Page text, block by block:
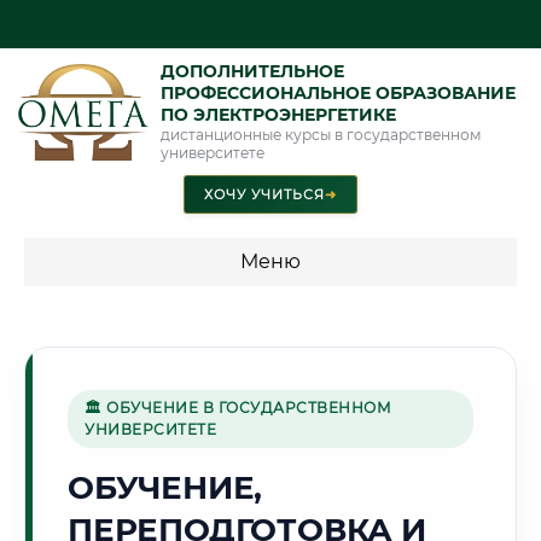
ДОПОЛНИТЕЛЬНОЕ
ПРОФЕССИОНАЛЬНОЕ ОБРАЗОВАНИЕ
ПО ЭЛЕКТРОЭНЕРГЕТИКЕ
дистанционные курсы в государственном
университете
ХОЧУ УЧИТЬСЯ➜
Меню
🌲
Г. ЙОШКАР-ОЛА
🏛 ОБУЧЕНИЕ В ГОСУДАРСТВЕННОМ
УНИВЕРСИТЕТЕ
ОБУЧЕНИЕ,
ПЕРЕПОДГОТОВКА И